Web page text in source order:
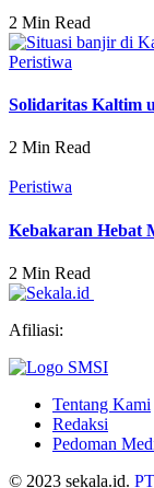
2 Min Read
Peristiwa
Solidaritas Kaltim
2 Min Read
Peristiwa
Kebakaran Hebat
2 Min Read
Afiliasi:
Tentang Kami
Redaksi
Pedoman
© 2023 sekala.id.